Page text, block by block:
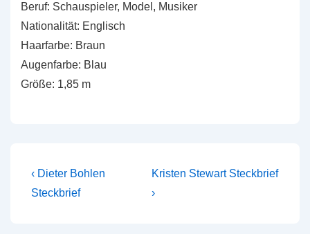
Beruf: Schauspieler, Model, Musiker
Nationalität: Englisch
Haarfarbe: Braun
Augenfarbe: Blau
Größe: 1,85 m
Beitragsnavigation
Vorheriger
Beitrag
‹ Dieter Bohlen
Steckbrief
Nächster
Beitrag
Kristen Stewart Steckbrief
›